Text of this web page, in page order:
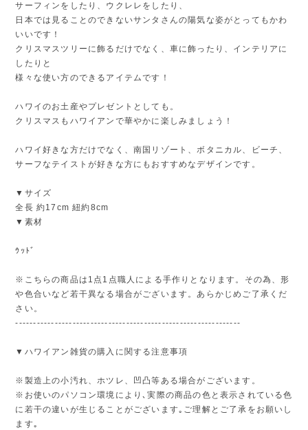
サーフィンをしたり、ウクレレをしたり、
日本では見ることのできないサンタさんの陽気な姿がとってもかわ
いいです！
クリスマスツリーに飾るだけでなく、車に飾ったり、インテリアに
したりと
様々な使い方のできるアイテムです！
ハワイのお土産やプレゼントとしても。
クリスマスもハワイアンで華やかに楽しみましょう！
ハワイ好きな方だけでなく、南国リゾート、ボタニカル、ビーチ、
サーフなテイストが好きな方にもおすすめなデザインです。
▼サイズ
全長 約17cm 紐約8cm
▼素材
ｳｯﾄﾞ
※こちらの商品は1点1点職人による手作りとなります。その為、形
や色合いなど若干異なる場合がございます。あらかじめご了承くだ
さい。
---------------------------------------------------------------
▼ハワイアン雑貨の購入に関する注意事項
※製造上の小汚れ、ホツレ、凹凸等ある場合がございます。
※お使いのパソコン環境により､実際の商品の色と表示されている色
に若干の違いが生じることがございます｡ご理解とご了承をお願いし
ます｡